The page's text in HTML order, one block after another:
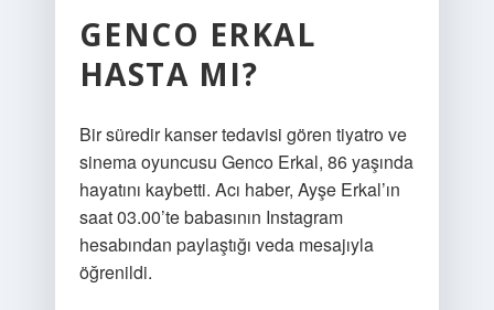
GENCO ERKAL
HASTA MI?
Bir süredir kanser tedavisi gören tiyatro ve
sinema oyuncusu Genco Erkal, 86 yaşında
hayatını kaybetti. Acı haber, Ayşe Erkal’ın
saat 03.00’te babasının Instagram
hesabından paylaştığı veda mesajıyla
öğrenildi.